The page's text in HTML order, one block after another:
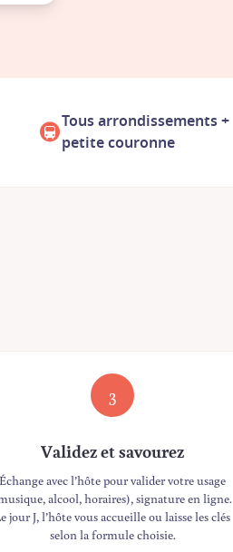
🚇Tous arrondissements +
petite couronne
3
Validez et savourez
Échange avec l’hôte pour valider votre usage
alcool, horaires), signature en ligne.
jour J, l’hôte vous accueille ou laisse les clés
selon la formule choisie.